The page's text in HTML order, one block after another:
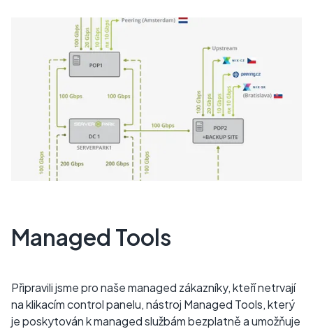
Managed Tools
Připravili jsme pro naše managed zákazníky, kteří netrvají
na klikacím control panelu, nástroj Managed Tools, který
je poskytován k managed službám bezplatně a umožňuje